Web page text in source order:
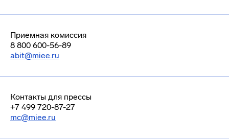
Приемная комиссия
8 800 600-56-89
abit@miee.ru
Контакты для прессы
+7 499 720-87-27
mc@miee.ru